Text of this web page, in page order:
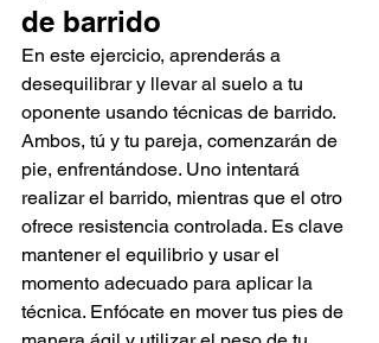
de barrido
En este ejercicio, aprenderás a
desequilibrar y llevar al suelo a tu
oponente usando técnicas de barrido.
Ambos, tú y tu pareja, comenzarán de
pie, enfrentándose. Uno intentará
realizar el barrido, mientras que el otro
ofrece resistencia controlada. Es clave
mantener el equilibrio y usar el
momento adecuado para aplicar la
técnica. Enfócate en mover tus pies de